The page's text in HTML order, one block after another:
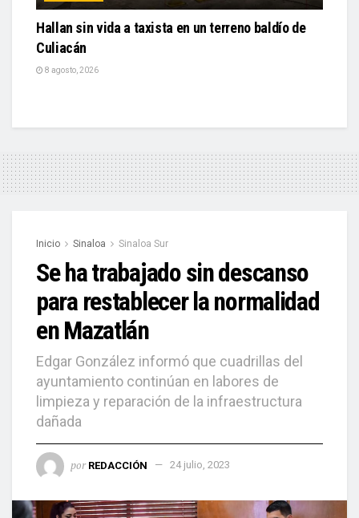
Hallan sin vida a taxista en un terreno baldío de
Culiacán
8 agosto, 2026
Inicio Sinaloa Sinaloa Sur
Se ha trabajado sin descanso
para restablecer la normalidad
en Mazatlán
Edgar González informó que cuadrillas del
ayuntamiento continúan en labores de
limpieza y reparación de la infraestructura
dañada
por REDACCIÓN 24 julio, 2023